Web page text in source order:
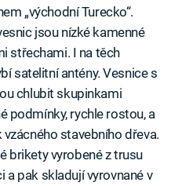
„východní Turecko“.
jsou nízké kamenné
střechami. I na těch
satelitní antény. Vesnice s
chlubit skupinkami
podmínky, rychle rostou, a
stavebního dřeva.
brikety vyrobené z trusu
a pak skladují vyrovnané v